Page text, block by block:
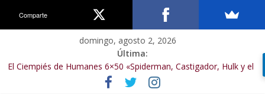
domingo, agosto 2, 2026
Última:
El Ciempiés de Humanes 6×50 «Spiderman, Castigador, Hulk y el
final de la sexta temporada»
El Ciempiés de Humanes 6×49 «Kiritaaaaa»
Comparte